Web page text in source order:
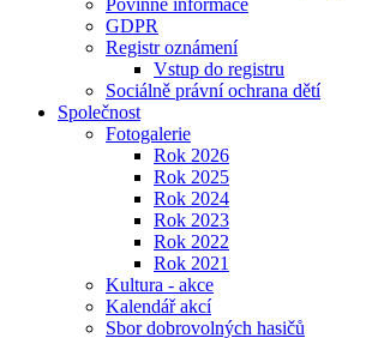
Povinné informace
GDPR
Registr oznámení
Vstup do registru
Sociálně právní ochrana dětí
Společnost
Fotogalerie
Rok 2026
Rok 2025
Rok 2024
Rok 2023
Rok 2022
Rok 2021
Kultura - akce
Kalendář akcí
Sbor dobrovolných hasičů